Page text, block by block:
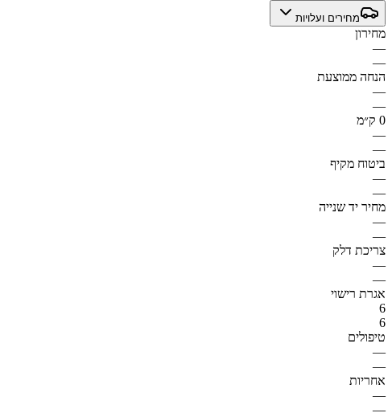
מחירים ועלויות
מחירון
—
—
הנחה ממוצעת
—
—
0 ק״מ
—
—
ביטוח מקיף
—
—
מחיר יד שנייה
—
—
צריכת דלק
—
—
אגרת רישוי
6
6
טיפולים
—
—
אחריות
—
—